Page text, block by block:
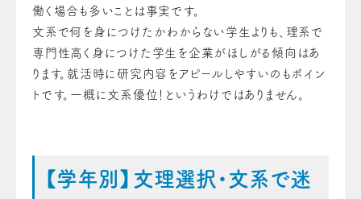
働く場合も多いことは事実です。
文系で何を身につけたかわからない学生よりも、理系で
専門性高く身につけた学生を企業がほしがる傾向はあ
ります。就活時に研究内容をアピールしやすいのもポイン
トです。一概に文系優位！というわけではありません。
【学年別】文理選択・文系で迷